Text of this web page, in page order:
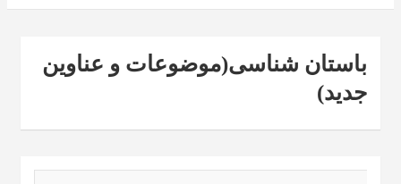
باستان شناسی(موضوعات و عناوین
جدید)